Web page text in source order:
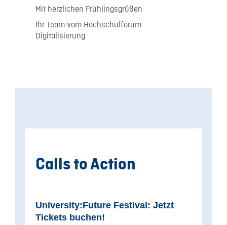
Mit herzlichen Frühlingsgrüßen
Ihr Team vom Hochschulforum
Digitalisierung
Calls to Action
University:Future Festival: Jetzt
Tickets buchen!